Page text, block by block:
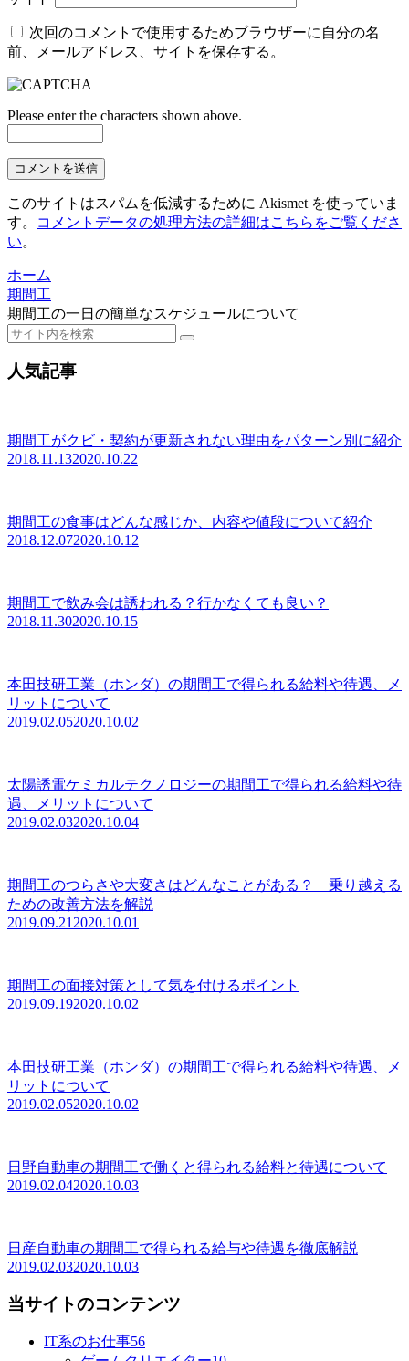
次回のコメントで使用するためブラウザーに自分の名
前、メールアドレス、サイトを保存する。
Please enter the characters shown above.
このサイトはスパムを低減するために Akismet を使っていま
す。
コメントデータの処理方法の詳細はこちらをご覧くださ
い。
ホーム
期間工
期間工の一日の簡単なスケジュールについて
人気記事
期間工がクビ・契約が更新されない理由をパターン別に紹介
2018.11.132020.10.22
期間工の食事はどんな感じか、内容や値段について紹介
2018.12.072020.10.12
期間工で飲み会は誘われる？行かなくても良い？
2018.11.302020.10.15
本田技研工業（ホンダ）の期間工で得られる給料や待遇、メ
リットについて
2019.02.052020.10.02
太陽誘電ケミカルテクノロジーの期間工で得られる給料や待
遇、メリットについて
2019.02.032020.10.04
期間工のつらさや大変さはどんなことがある？ 乗り越える
ための改善方法を解説
2019.09.21 2020.10.01
期間工の面接対策として気を付けるポイント
2019.09.192020.10.02
本田技研工業（ホンダ）の期間工で得られる給料や待遇、メ
リットについて
2019.02.052020.10.02
日野自動車の期間工で働くと得られる給料と待遇について
2019.02.042020.10.03
日産自動車の期間工で得られる給与や待遇を徹底解説
2019.02.032020.10.03
当サイトのコンテンツ
IT系のお仕事56